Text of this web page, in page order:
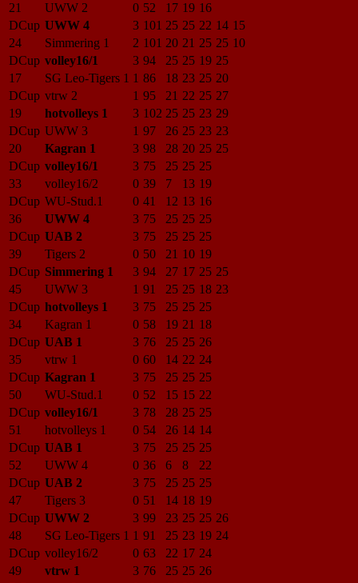
21
UWW 2 0 52 17 19 16
DCup UWW 4 3 101 25 25 22 14 15
24
Simmering 1 2 101 20 21 25 25 10
DCup volley16/1 3 94 25 25 19 25
17
SG Leo-Tigers 1 1 86 18 23 25 20
DCup vtrw 2 1 95 21 22 25 27
19
hotvolleys 1 3 102 25 25 23 29
DCup UWW 3 1 97 26 25 23 23
20
Kagran 1 3 98 28 20 25 25
DCup volley16/1 3 75 25 25 25
33
volley16/2 0 39 7 13 19
DCup WU-Stud.1 0 41 12 13 16
36
UWW 4 3 75 25 25 25
DCup UAB 2 3 75 25 25 25
39
Tigers 2 0 50 21 10 19
DCup Simmering 1 3 94 27 17 25 25
45
UWW 3 1 91 25 25 18 23
DCup hotvolleys 1 3 75 25 25 25
34
Kagran 1 0 58 19 21 18
DCup UAB 1 3 76 25 25 26
35
vtrw 1 0 60 14 22 24
DCup Kagran 1 3 75 25 25 25
50
WU-Stud.1 0 52 15 15 22
DCup volley16/1 3 78 28 25 25
51
hotvolleys 1 0 54 26 14 14
DCup UAB 1 3 75 25 25 25
52
UWW 4 0 36 6 8
22
DCup UAB 2 3 75 25 25 25
47
Tigers 3 0 51 14 18 19
DCup UWW 2 3 99 23 25 25 26
48
SG Leo-Tigers 1 1 91 25 23 19 24
DCup volley16/2 0 63 22 17 24
49
vtrw 1 3 76 25 25 26